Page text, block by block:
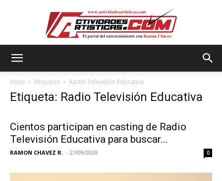
Inicio Etiquetas Radio Televisión Educativa
Etiqueta: Radio Televisión Educativa
Cientos participan en casting de Radio
Televisión Educativa para buscar...
RAMON CHAVEZ R. - 27/09/2020 0